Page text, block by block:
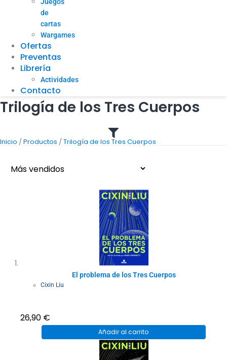
Juegos
de
cartas
Wargames
Ofertas
Preventas
Librería
Actividades
Contacto
Trilogía de los Tres Cuerpos
Inicio /Productos /Trilogía de los Tres Cuerpos
El problema de los Tres Cuerpos
Cixin Liu
26,90 €
Añadir al carrito